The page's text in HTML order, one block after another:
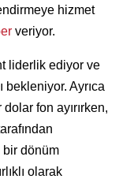
hizmet
veriyor.
liderlik ediyor ve
bekleniyor. Ayrıca
fon ayırırken,
bir dönüm
olarak